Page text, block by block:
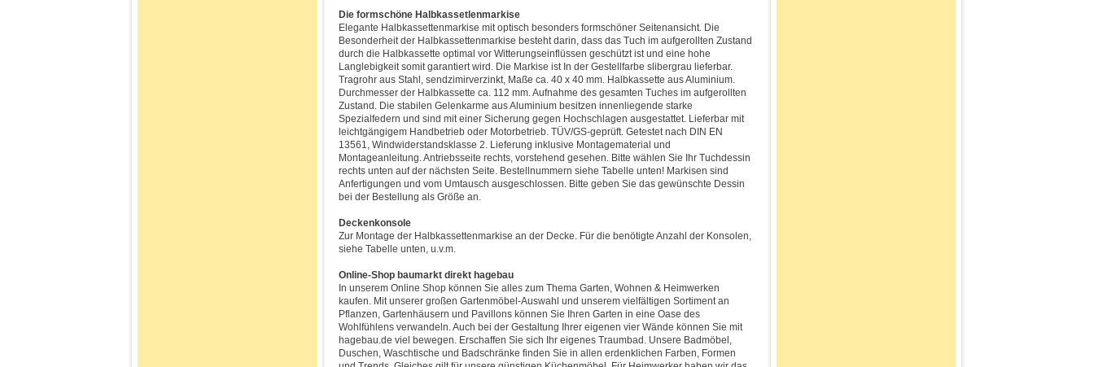
Die formschöne Halbkassetlenmarkise
Elegante Halbkassettenmarkise mit optisch besonders formschöner Seitenansicht. Die
Besonderheit der Halbkassettenmarkise besteht darin, dass das Tuch im aufgerollten Zustand
durch die Halbkassette optimal vor Witterungseinflüssen geschützt ist und eine hohe
Langlebigkeit somit garantiert wird. Die Markise ist In der Gestellfarbe slibergrau lieferbar.
Tragrohr aus Stahl, sendzimirverzinkt, Maße ca. 40 x 40 mm. Halbkassette aus Aluminium.
Durchmesser der Halbkassette ca. 112 mm. Aufnahme des gesamten Tuches im aufgerollten
Zustand. Die stabilen Gelenkarme aus Aluminium besitzen innenliegende starke
Spezialfedern und sind mit einer Sicherung gegen Hochschlagen ausgestattet. Lieferbar mit
leichtgängigem Handbetrieb oder Motorbetrieb. TÜV/GS-geprüft. Getestet nach DIN EN
13561, Windwiderstandsklasse 2. Lieferung inklusive Montagematerial und
Montageanleitung. Antriebsseite rechts, vorstehend gesehen. Bitte wählen Sie Ihr Tuchdessin
rechts unten auf der nächsten Seite. Bestellnummern siehe Tabelle unten! Markisen sind
Anfertigungen und vom Umtausch ausgeschlossen. Bitte geben Sie das gewünschte Dessin
bei der Bestellung als Größe an.
Deckenkonsole
Zur Montage der Halbkassettenmarkise an der Decke. Für die benötigte Anzahl der Konsolen,
siehe Tabelle unten, u.v.m.
Online-Shop baumarkt direkt hagebau
In unserem Online Shop können Sie alles zum Thema Garten, Wohnen & Heimwerken
kaufen. Mit unserer großen Gartenmöbel-Auswahl und unserem vielfältigen Sortiment an
Pflanzen, Gartenhäusern und Pavillons können Sie Ihren Garten in eine Oase des
Wohlfühlens verwandeln. Auch bei der Gestaltung Ihrer eigenen vier Wände können Sie mit
hagebau.de viel bewegen. Erschaffen Sie sich Ihr eigenes Traumbad. Unsere Badmöbel,
Duschen, Waschtische und Badschränke finden Sie in allen erdenklichen Farben, Formen